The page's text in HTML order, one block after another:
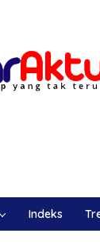
Indeks